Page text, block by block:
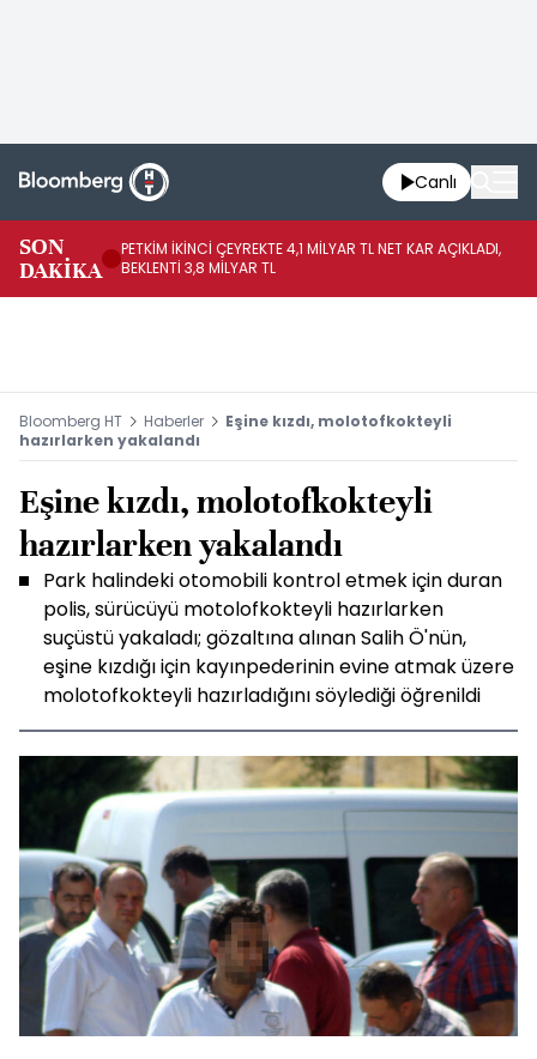
Canlı
SON
DAKİKA
PETKİM İKİNCİ ÇEYREKTE 4,1 MİLYAR TL NET KAR AÇIKLADI,
BEKLENTİ 3,8 MİLYAR TL
Bloomberg HT Haberler
Eşine kızdı, molotofkokteyli
hazırlarken yakalandı
Eşine kızdı, molotofkokteyli
hazırlarken yakalandı
Park halindeki otomobili kontrol etmek için duran
polis, sürücüyü motolofkokteyli hazırlarken
suçüstü yakaladı; gözaltına alınan Salih Ö'nün,
eşine kızdığı için kayınpederinin evine atmak üzere
molotofkokteyli hazırladığını söylediği öğrenildi